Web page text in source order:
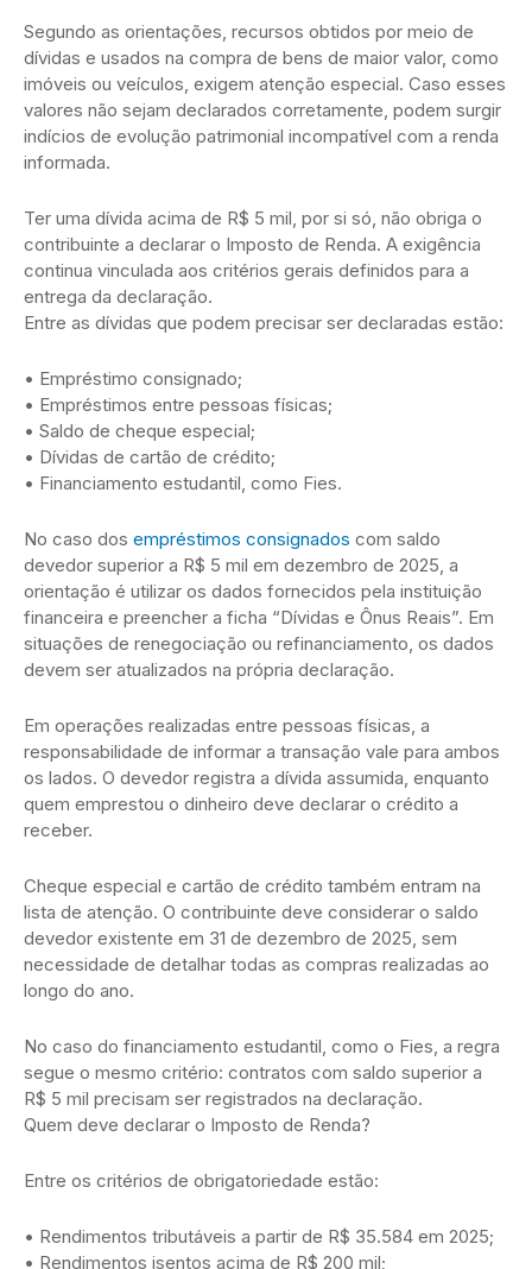
Segundo as orientações, recursos obtidos por meio de
dívidas e usados na compra de bens de maior valor, como
imóveis ou veículos, exigem atenção especial. Caso esses
valores não sejam declarados corretamente, podem surgir
indícios de evolução patrimonial incompatível com a renda
informada.
Ter uma dívida acima de R$ 5 mil, por si só, não obriga o
contribuinte a declarar o Imposto de Renda. A exigência
continua vinculada aos critérios gerais definidos para a
entrega da declaração.
Entre as dívidas que podem precisar ser declaradas estão:
• Empréstimo consignado;
• Empréstimos entre pessoas físicas;
• Saldo de cheque especial;
• Dívidas de cartão de crédito;
• Financiamento estudantil, como Fies.
No caso dos empréstimos consignados com saldo
devedor superior a R$ 5 mil em dezembro de 2025, a
orientação é utilizar os dados fornecidos pela instituição
financeira e preencher a ficha “Dívidas e Ônus Reais”. Em
situações de renegociação ou refinanciamento, os dados
devem ser atualizados na própria declaração.
Em operações realizadas entre pessoas físicas, a
responsabilidade de informar a transação vale para ambos
os lados. O devedor registra a dívida assumida, enquanto
quem emprestou o dinheiro deve declarar o crédito a
receber.
Cheque especial e cartão de crédito também entram na
lista de atenção. O contribuinte deve considerar o saldo
devedor existente em 31 de dezembro de 2025, sem
necessidade de detalhar todas as compras realizadas ao
longo do ano.
No caso do financiamento estudantil, como o Fies, a regra
segue o mesmo critério: contratos com saldo superior a
R$ 5 mil precisam ser registrados na declaração.
Quem deve declarar o Imposto de Renda?
Entre os critérios de obrigatoriedade estão:
• Rendimentos tributáveis a partir de R$ 35.584 em 2025;
• Rendimentos isentos acima de R$ 200 mil;